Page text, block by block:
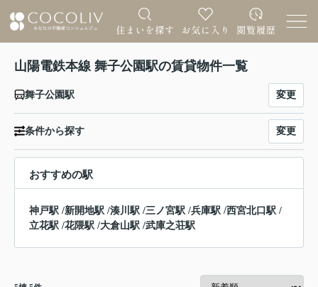
山陽電鉄本線 舞子公園駅の賃貸物件一覧
舞子公園駅 変更
条件から探す 変更
おすすめの駅
神戸駅 /新開地駅 /湊川駅 /三ノ宮駅 /兵庫駅 /西宮北口駅 /
立花駅 /花隈駅 /大倉山駅 /武庫之荘駅